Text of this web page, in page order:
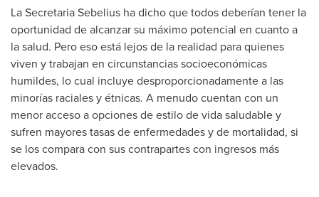
La Secretaria Sebelius ha dicho que todos deberían tener la
oportunidad de alcanzar su máximo potencial en cuanto a
la salud. Pero eso está lejos de la realidad para quienes
viven y trabajan en circunstancias socioeconómicas
humildes, lo cual incluye desproporcionadamente a las
minorías raciales y étnicas. A menudo cuentan con un
menor acceso a opciones de estilo de vida saludable y
sufren mayores tasas de enfermedades y de mortalidad, si
se los compara con sus contrapartes con ingresos más
elevados.